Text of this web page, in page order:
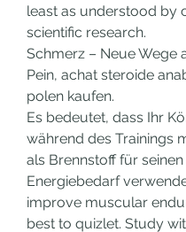
least as understood by
scientific research.
Schmerz – Neue Wege
Pein, achat steroide
polen kaufen.
Es bedeutet, dass Ihr
während des Trainings
als Brennstoff für seinen
Energiebedarf
improve muscular
best to quizlet. Study